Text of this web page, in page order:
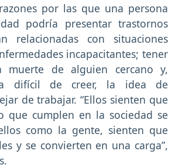
por las que una persona
podría presentar trastornos
relacionadas con situaciones
incapacitantes; tener
muerte de alguien cercano y,
difícil de creer, la idea de
de trabajar. “Ellos sienten que
que cumplen en la sociedad se
como la gente, sienten que
y se convierten en una carga”,